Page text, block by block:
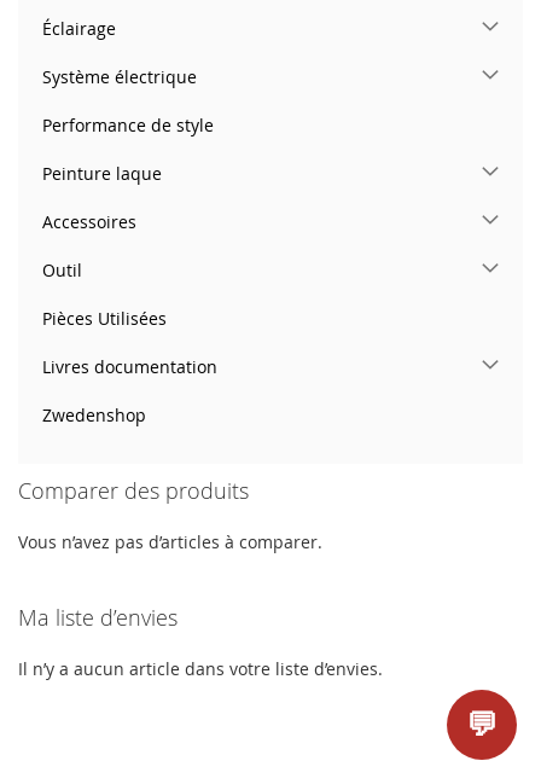
Éclairage
Système électrique
Performance de style
Peinture laque
Accessoires
Outil
Pièces Utilisées
Livres documentation
Zwedenshop
Comparer des produits
Vous n’avez pas d’articles à comparer.
Ma liste d’envies
Il n’y a aucun article dans votre liste d’envies.
💬